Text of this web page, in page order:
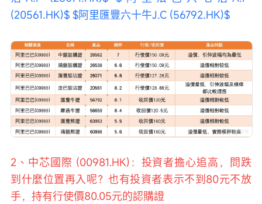
(20561.HK)$ $阿里匯豐六十牛J.C (56792.HK)$
2、中芯國際 (00981.HK)：投資者擔心追高，問跌
到什麼位置再入呢？也有投資者表示不到80元不放
手，持有行使價80.05元的認購證